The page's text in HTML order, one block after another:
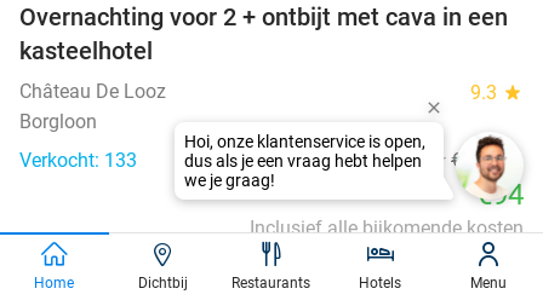
48%
Overnachting voor 2 + ontbijt met cava in een
kasteelhotel
Château De Looz 9.3 star
Borgloon
Verkocht: 133
Regulier €180
€94
Inclusief alle bijkomende kosten
favorite_border
Home Dichtbij Restaurants Hotels Menu